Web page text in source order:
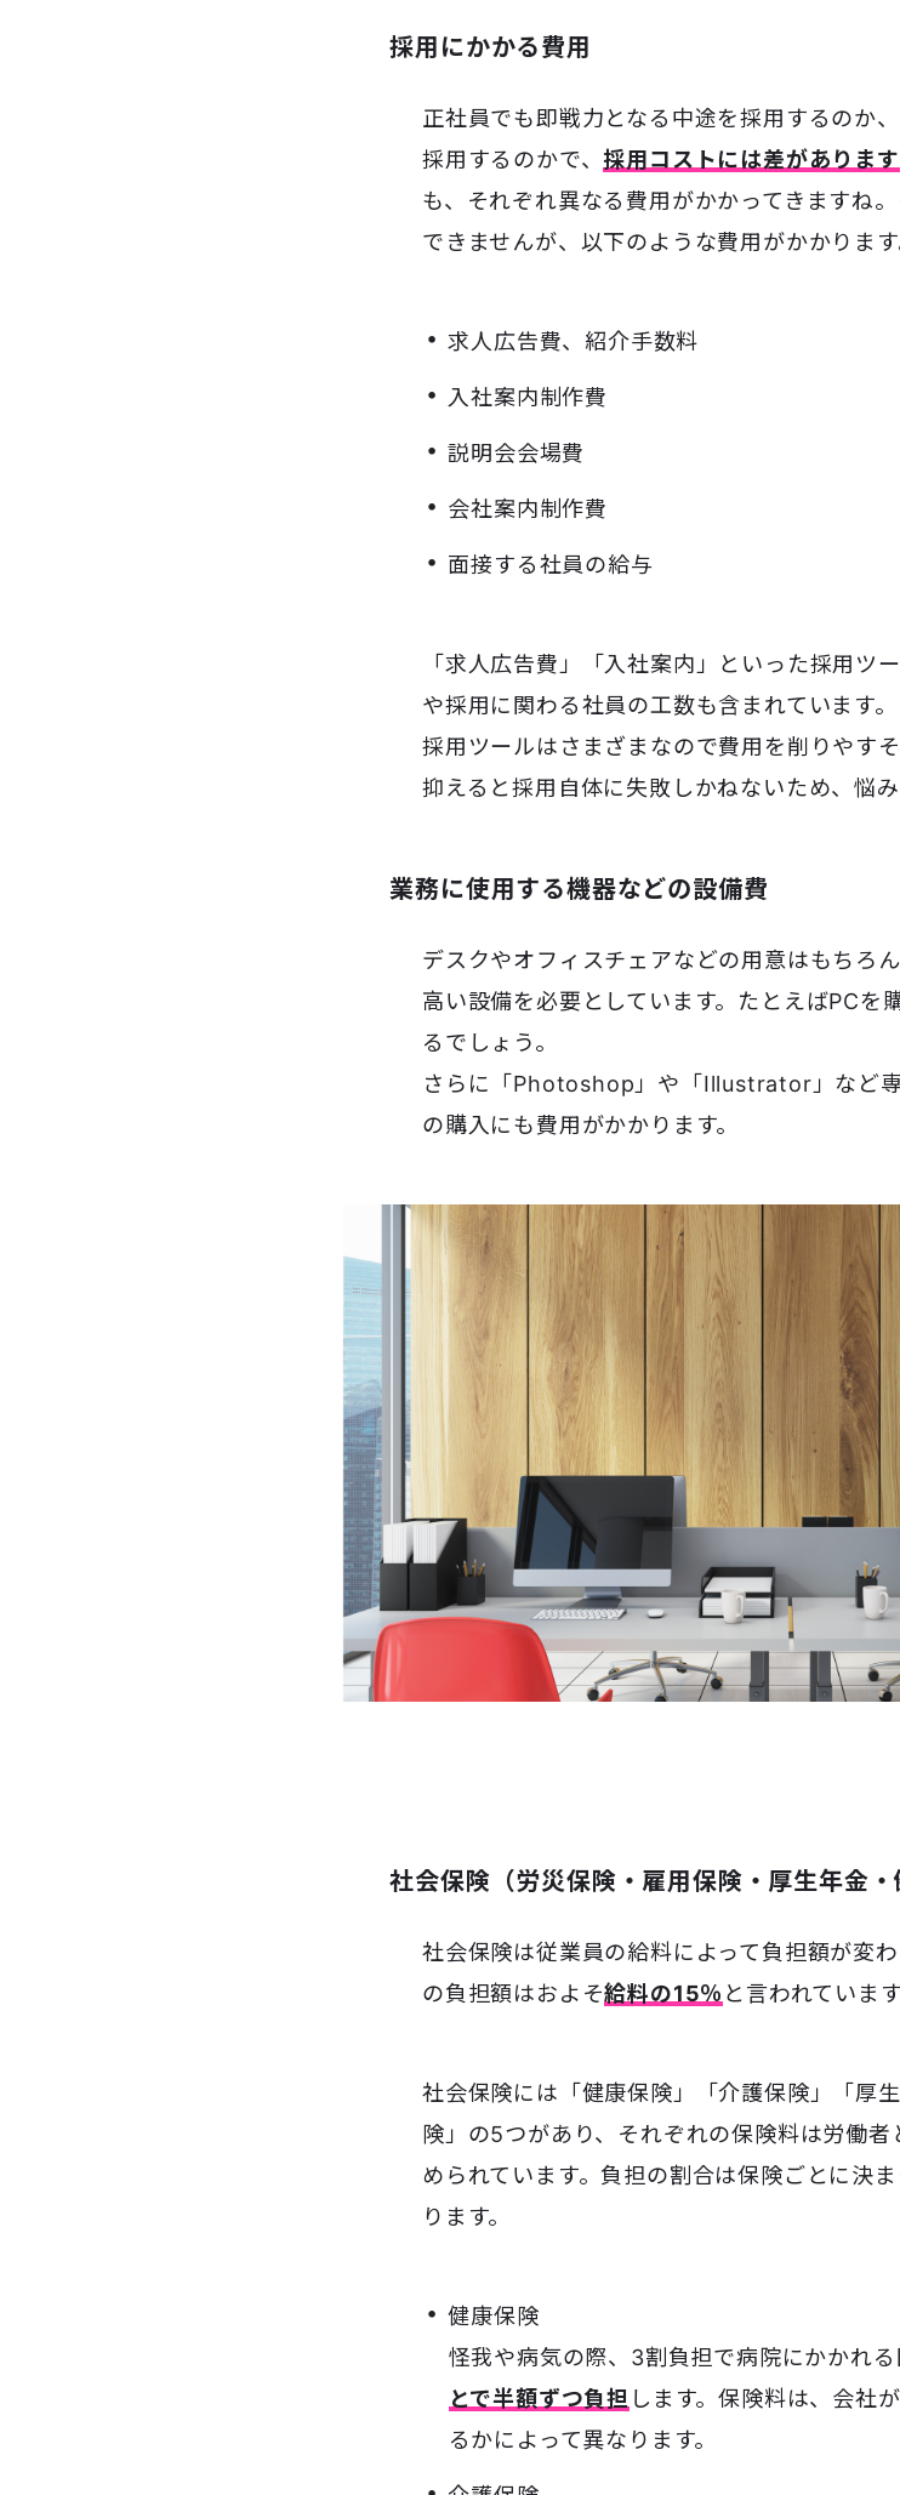
採用にかかる費用
正社員でも即戦力となる中途を採用するのか
採用するのかで、 採用コストには差があります
も、それぞれ異なる費用がかかってきますね
できませんが、以下のような費用がかかります
求人広告費、紹介手数料
入社案内制作費
説明会会場費
会社案内制作費
面接する社員の給与
「求人広告費」「入社案内」といった採用ツ
や採用に関わる社員の工数も含まれています。
採用ツールはさまざまなので費用を削りやす
抑えると採用自体に失敗しかねないため、悩み
業務に使用する機器などの設備費
デスクやオフィスチェアなどの用意はもちろ
高い設備を必要としています。たとえばPCを
るでしょう。
さらに「Photoshop」や「Illustrator」など
の購入にも費用がかかります。
社会保険（労災保険・雇用保険・厚生年金・
社会保険は従業員の給料によって負担額が変
の負担額はおよそ給料の15％ と言われています
社会保険には「健康保険」「介護保険」「厚
険」の5つがあり、それぞれの保険料は労働
められています。負担の割合は保険ごとに決
ります。
健康保険
怪我や病気の際、3割負担で病院にかかれる
とで半額ずつ負担 します。保険料は、会社
るかによって異なります。